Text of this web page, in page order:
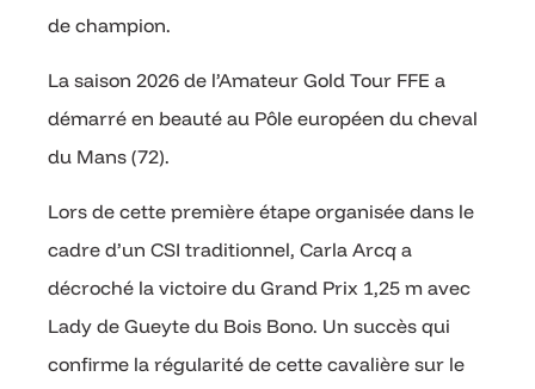
de champion.
La saison 2026 de l’Amateur Gold Tour FFE a
démarré en beauté au Pôle européen du cheval
du Mans (72).
Lors de cette première étape organisée dans le
cadre d’un CSI traditionnel, Carla Arcq a
décroché la victoire du Grand Prix 1,25 m avec
Lady de Gueyte du Bois Bono. Un succès qui
confirme la régularité de cette cavalière sur le